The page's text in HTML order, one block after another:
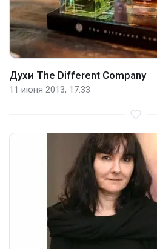
Духи The Different Company
11 июня 2013, 17:33